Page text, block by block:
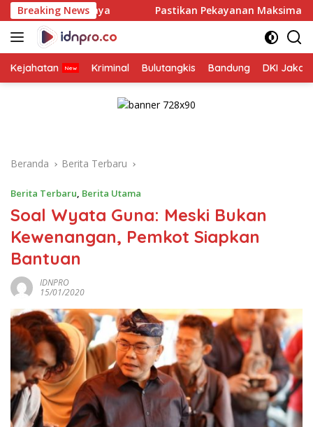
Langsung
ke
konten
Breaking NewsPastikan Pekayanan Maksimal, Direksi Jasa
Kejahatan Kriminal Bulutangkis Bandung DKI
Beranda Berita Terbaru
Berita Terbaru, Berita Utama
Soal Wyata Guna: Meski Bukan
Kewenangan, Pemkot Siapkan
Bantuan
IDNPRO
15/01/2020